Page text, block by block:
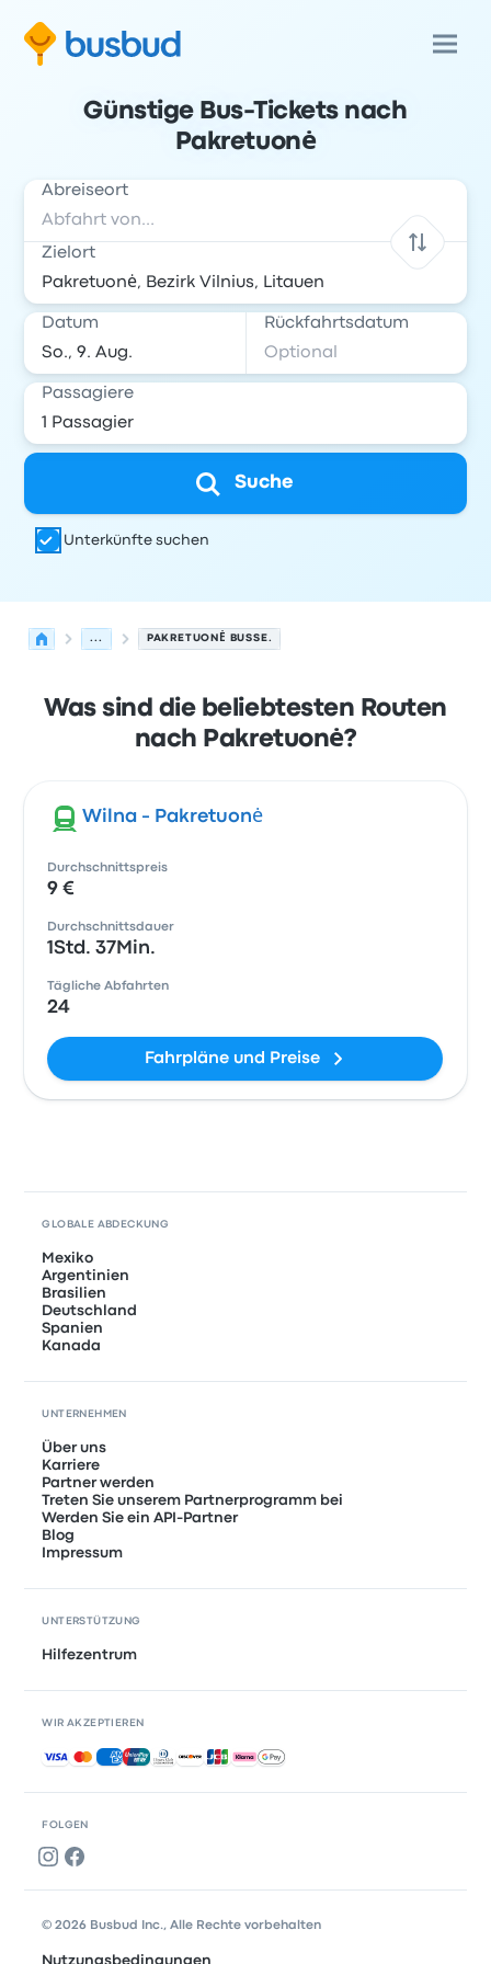
Günstige Bus-Tickets nach
Pakretuonė
Abreiseort
Zielort
Datum Rückfahrtsdatum
Passagiere
Suche
Unterkünfte suchen
... PAKRETUONĖ BUSSE.
Was sind die beliebtesten Routen
nach Pakretuonė?
Wilna - Pakretuonė
Durchschnittspreis
9 €
Durchschnittsdauer
1Std. 37Min.
Tägliche Abfahrten
24
Fahrpläne und Preise
FOLGEN
GLOBALE ABDECKUNG
Mexiko
Argentinien
Brasilien
Deutschland
Spanien
Kanada
UNTERNEHMEN
Über uns
Karriere
Partner werden
Treten Sie unserem Partnerprogramm bei
Werden Sie ein API-Partner
Blog
Impressum
UNTERSTÜTZUNG
Hilfezentrum
WIR AKZEPTIEREN
Akzeptierte Zahlungsmethoden
© 2026 Busbud Inc., Alle Rechte vorbehalten
Nutzungsbedingungen